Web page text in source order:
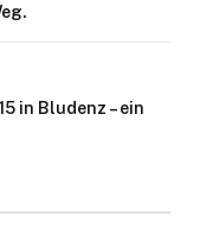
in Bludenz – ein